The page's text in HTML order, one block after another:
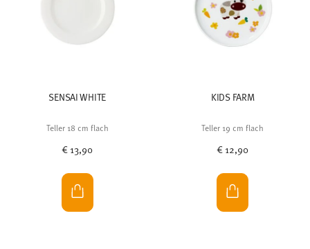
SENSAI WHITE
Teller 18 cm flach
€ 13,90
KIDS FARM
Teller 19 cm flach
€ 12,90